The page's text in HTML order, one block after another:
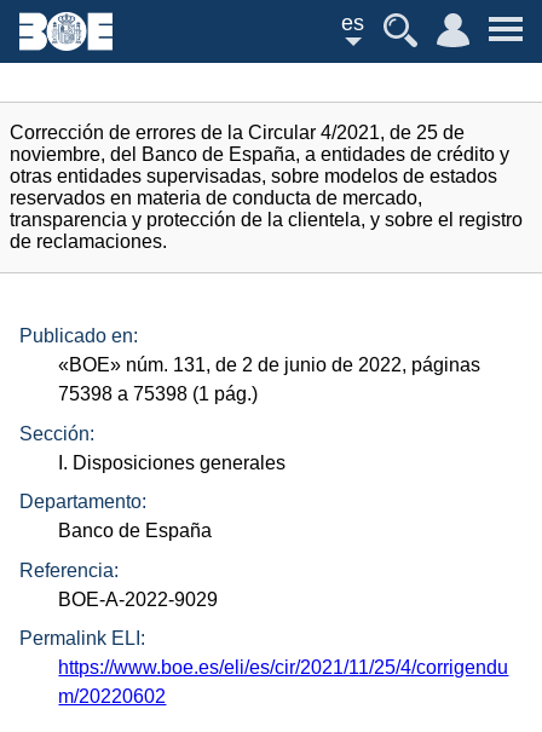
es
Corrección de errores de la Circular 4/2021, de 25 de
noviembre, del Banco de España, a entidades de crédito y
otras entidades supervisadas, sobre modelos de estados
reservados en materia de conducta de mercado,
transparencia y protección de la clientela, y sobre el registro
de reclamaciones.
Publicado en:
«BOE» núm. 131, de 2 de junio de 2022, páginas
75398 a 75398 (1 pág.)
Sección:
I. Disposiciones generales
Departamento:
Banco de España
Referencia:
BOE-A-2022-9029
Permalink ELI:
https://www.boe.es/eli/es/cir/2021/11/25/4/corrigendu
m/20220602